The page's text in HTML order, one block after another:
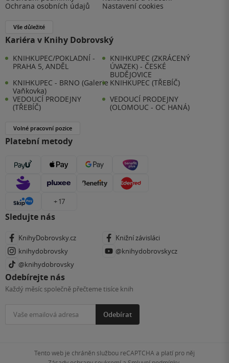
Ochrana osobních údajů
Nastavení cookies
Vše důležité
Kariéra v Knihy Dobrovský
KNIHKUPEC/POKLADNÍ -
PRAHA 5, ANDĚL
KNIHKUPEC (ZKRÁCENÝ
ÚVAZEK) - ČESKÉ
BUDĚJOVICE
KNIHKUPEC - BRNO (Galerie
Vaňkovka)
KNIHKUPEC (TŘEBÍČ)
VEDOUCÍ PRODEJNY
(TŘEBÍČ)
VEDOUCÍ PRODEJNY
(OLOMOUC - OC HANÁ)
Volné pracovní pozice
Platební metody
+ 17
Sledujte nás
KnihyDobrovsky.cz
Knižní závisláci
knihydobrovsky
@knihydobrovskycz
@knihydobrovsky
Odebírejte nás
Každý měsíc společně přečteme tisíce knih
Odebírat
Tento web je chráněn službou reCAPTCHA a platí pro něj